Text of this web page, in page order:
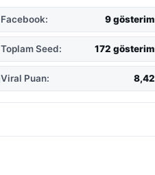
Facebook: 9 gösterim
Toplam Seed: 172 gösterim
Viral Puan: 8,42